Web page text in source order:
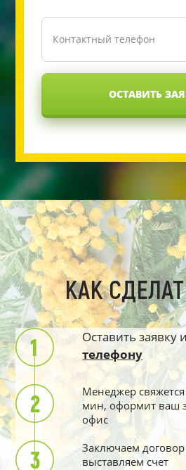
ОСТАВИТЬ
КАК
Оставить заявку
телефону
Менеджер
мин, оформит ваш
офис
Заключаем
выставляем счет